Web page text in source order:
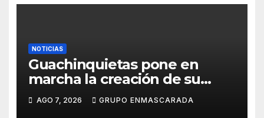
NOTICIAS
Guachinquietas pone en
marcha la creación de su
repertorio para el Carnaval
2027
AGO 7, 2026 GRUPO ENMASCARADA